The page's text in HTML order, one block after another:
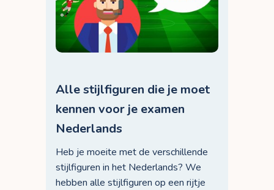
Alle stijlfiguren die je moet
kennen voor je examen
Nederlands
Heb je moeite met de verschillende
stijlfiguren in het Nederlands? We
hebben alle stijlfiguren op een rijtje